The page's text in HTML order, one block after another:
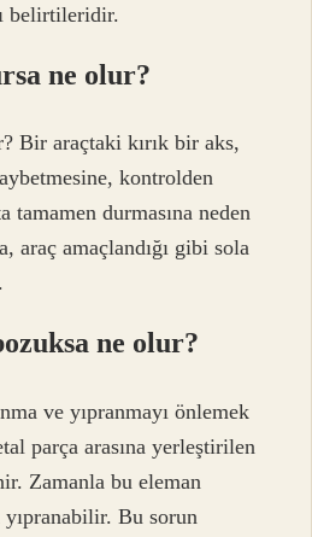
belirtileridir.
ne olur?
Bir araçtaki kırık bir aks,
kontrolden
tamamen durmasına neden
araç amaçlandığı gibi sola
ne olur?
ve yıpranmayı önlemek
parça arasına yerleştirilen
Zamanla bu eleman
yıpranabilir. Bu sorun